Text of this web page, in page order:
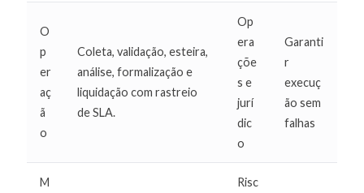
O
p
er
aç
ã
o
Coleta, validação, esteira,
análise, formalização e
liquidação com rastreio
de SLA.
Op
era
çõe
s e
jurí
dic
o
Garanti
r
execuç
ão sem
falhas
M
Risc